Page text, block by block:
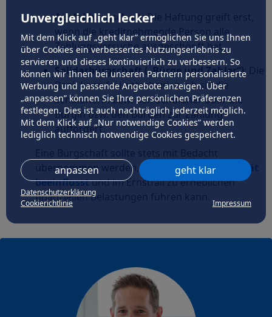
Unvergleichlich lecker
Mit dem Klick auf „geht klar” ermöglichen Sie uns Ihnen
über Cookies ein verbessertes Nutzungserlebnis zu
servieren und dieses kontinuierlich zu verbessern. So
können wir Ihnen bei unseren Partnern personalisierte
Werbung und passende Angebote anzeigen. Über
„anpassen” können Sie Ihre persönlichen Präferenzen
festlegen. Dies ist auch nachträglich jederzeit möglich.
Mit dem Klick auf „Nur notwendige Cookies” werden
lediglich technisch notwendige Cookies gespeichert.
anpassen geht klar
Datenschutzerklärung
Cookierichtlinie
Impressum
Ausfallbürgschaft: Die Haftung greift erst,
wenn die kreditnehmende Person alle
Zahlungsversuche ausgeschöpft hat.
Solidarbürgschaft („Bürge und Zahler“): Die
Bank kann frei entscheiden, ob sie die
Schuldnerin bzw. den Schuldner oder die
Bürgin bzw. den Bürgen zur Zahlung
auffordert.
übernommen werden, da sie dieeigene Bonität
beeinflusstund im Ernstfall zu erheblichen
finanziellen Belastungen führen kann.